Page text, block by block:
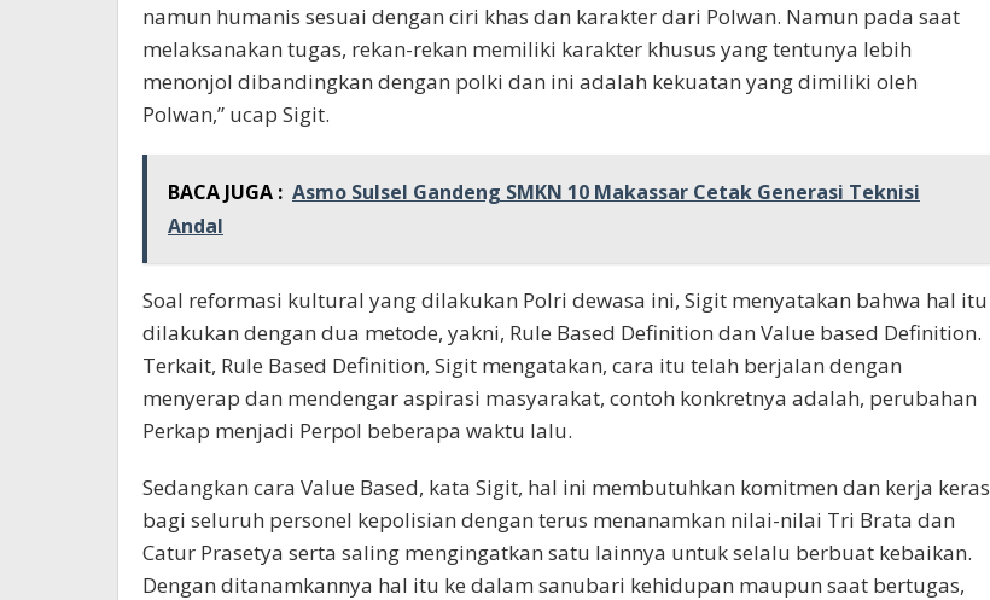
namun humanis sesuai dengan ciri khas dan karakter dari Polwan. Namun pada saat
melaksanakan tugas, rekan-rekan memiliki karakter khusus yang tentunya lebih
menonjol dibandingkan dengan polki dan ini adalah kekuatan yang dimiliki oleh
Polwan,” ucap Sigit.
BACA JUGA : Asmo Sulsel Gandeng SMKN 10 Makassar Cetak Generasi Teknisi
Andal
Soal reformasi kultural yang dilakukan Polri dewasa ini, Sigit menyatakan bahwa hal itu
dilakukan dengan dua metode, yakni, Rule Based Definition dan Value based Definition.
Terkait, Rule Based Definition, Sigit mengatakan, cara itu telah berjalan dengan
menyerap dan mendengar aspirasi masyarakat, contoh konkretnya adalah, perubahan
Perkap menjadi Perpol beberapa waktu lalu.
Sedangkan cara Value Based, kata Sigit, hal ini membutuhkan komitmen dan kerja keras
bagi seluruh personel kepolisian dengan terus menanamkan nilai-nilai Tri Brata dan
Catur Prasetya serta saling mengingatkan satu lainnya untuk selalu berbuat kebaikan.
Dengan ditanamkannya hal itu ke dalam sanubari kehidupan maupun saat bertugas,